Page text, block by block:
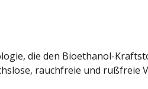
die den Bioethanol-
rauchfreie und rußfreie